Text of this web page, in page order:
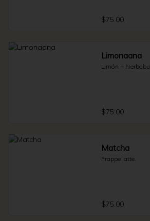
$75.00
Limonaana
Limón +
$75.00
Matcha
Frappe latte.
$75.00